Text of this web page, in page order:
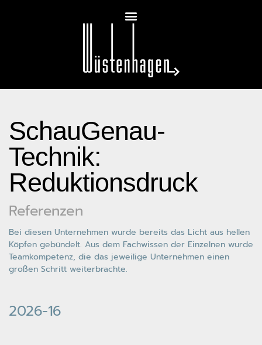
SchauGenau-
Technik:
Reduktionsdruck
Referenzen
Bei diesen Unternehmen wurde bereits das Licht aus hellen
Köpfen gebündelt. Aus dem Fachwissen der Einzelnen wurde
Teamkompetenz, die das jeweilige Unternehmen einen
großen Schritt weiterbrachte.
2026-16